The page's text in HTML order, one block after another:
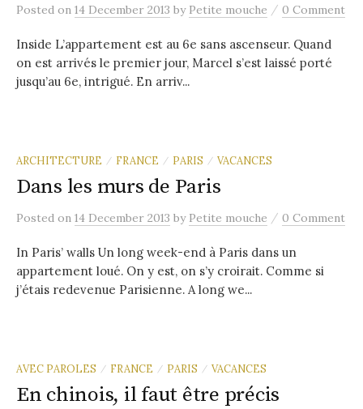
Posted on 14 December 2013 by Petite mouche / 0 Comment
Inside L’appartement est au 6e sans ascenseur. Quand
on est arrivés le premier jour, Marcel s’est laissé porté
jusqu’au 6e, intrigué. En arriv...
ARCHITECTURE / FRANCE / PARIS / VACANCES
Dans les murs de Paris
Posted on 14 December 2013 by Petite mouche / 0 Comment
In Paris’ walls Un long week-end à Paris dans un
appartement loué. On y est, on s’y croirait. Comme si
j’étais redevenue Parisienne. A long we...
AVEC PAROLES / FRANCE / PARIS / VACANCES
En chinois, il faut être précis